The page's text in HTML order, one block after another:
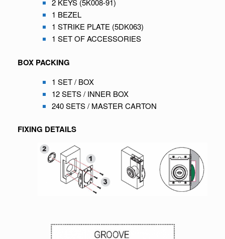
2 KEYS (5K008-91)
1 BEZEL
1 STRIKE PLATE (5DK063)
1 SET OF ACCESSORIES
BOX PACKING
1 SET / BOX
12 SETS / INNER BOX
240 SETS / MASTER CARTON
FIXING DETAILS